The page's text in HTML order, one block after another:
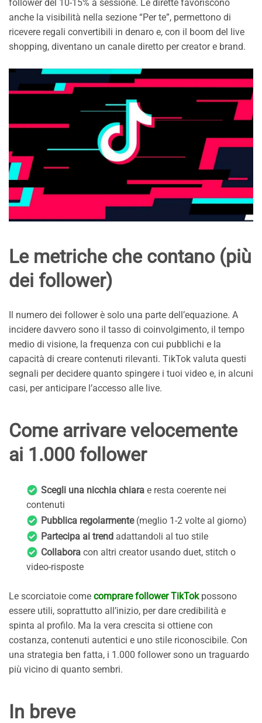
follower del 10-15% a sessione. Le dirette favoriscono
anche la visibilità nella sezione “Per te”, permettono di
ricevere regali convertibili in denaro e, con il boom del live
shopping, diventano un canale diretto per creator e brand.
Le metriche che contano (più
dei follower)
Il numero dei follower è solo una parte dell’equazione. A
incidere davvero sono il tasso di coinvolgimento, il tempo
medio di visione, la frequenza con cui pubblichi e la
capacità di creare contenuti rilevanti. TikTok valuta questi
segnali per decidere quanto spingere i tuoi video e, in alcuni
casi, per anticipare l’accesso alle live.
Come arrivare velocemente
ai 1.000 follower
Scegli una nicchia chiara e resta coerente nei
contenuti
Pubblica regolarmente(meglio 1-2 volte al giorno)
Partecipa ai trend adattandoli al tuo stile
Collabora con altri creator usando duet, stitch o
video-risposte
Le scorciatoie come comprare follower TikTokpossono
essere utili, soprattutto all’inizio, per dare credibilità e
spinta al profilo. Ma la vera crescita si ottiene con
costanza, contenuti autentici e uno stile riconoscibile. Con
una strategia ben fatta, i 1.000 follower sono un traguardo
più vicino di quanto sembri.
In breve